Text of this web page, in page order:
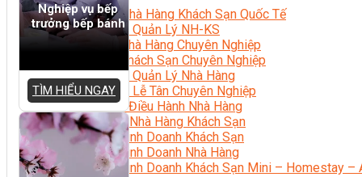
Quản Trị Nhà Hàng Khách Sạn Quốc Tế
Nghiệp Vụ Quản Lý NH-KS
Quản Lý Nhà Hàng Chuyên Nghiệp
Quản Lý Khách Sạn Chuyên Nghiệp
Nghiệp Vụ Quản Lý Nhà Hàng
Nghiệp Vụ Lễ Tân Chuyên Nghiệp
Giám Đốc Điều Hành Nhà Hàng
Tiếng Anh Nhà Hàng Khách Sạn
Khởi Sự Kinh Doanh Khách Sạn
Khởi Sự Kinh Doanh Nhà Hàng
Khởi Sự Kinh Doanh Khách Sạn Mini – Homestay –
Nghiệp vụ bếp
trưởng bếp bánh
TÌM HIỂU NGAY